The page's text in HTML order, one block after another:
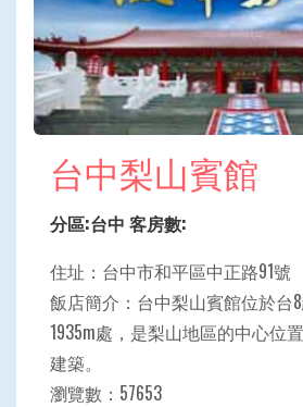
台中梨山賓館
分區:台中 客房數:
住址：台中市和平區中正路91號
飯店簡介：台中梨山賓館位於台
1935m處，是梨山地區的中心位
建築。
瀏覽數：57653